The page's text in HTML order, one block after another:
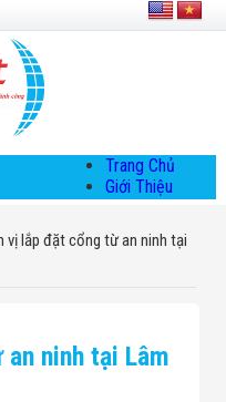
Trang Chủ
Giới Thiệu
Nam
Hội Đồng Quản
Mật Thông Tin
Chiến Lược
vị lắp đặt cổng từ an ninh tại
ninh tại Lâm